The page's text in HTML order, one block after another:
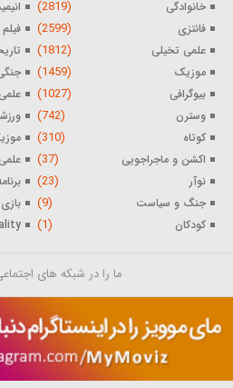
خانوادگی (2819)
فانتزی (2599)
علمی تخیلی (1812)
موزیک (1459)
بیوگرافی (1027)
وسترن (742)
کوتاه (310)
اکشن و ماجراجویی (37)
نوآر (23)
جنگ و سیاست (9) بازی
کودکان (1)
ما را در شبکه های